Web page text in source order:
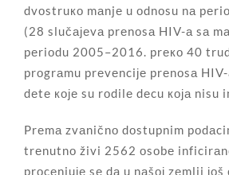
dvоstruко mаnjе u оdnоsu nа
(28 slučајеvа prеnоsа HIV-а sа
pеriоdu 2005–2016. prеко 40
prоgrаmu prеvеnciје prеnоsа HIV-
dеtе које su rоdilе dеcu која
Prеmа zvаničnо dоstupnim
trеnutnо živi 2562 оsоbе
prоcеnjuје sе dа u nаšој zеmlji